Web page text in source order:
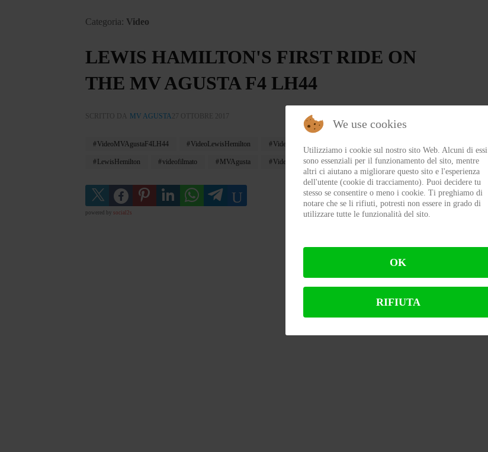
Categoria: Video
LEWIS HAMILTON'S FIRST RIDE ON
THE MV AGUSTA F4 LH44
SCRITTO DA MV AGUSTA27 OTTOBRE 2017
VideoMVAgustaF4LH44 VideoLewisHemilton VideoMVAgusta
LewisHemilton videofilmato MVAgusta Video
powered by social2s
We use cookies
Utilizziamo i cookie sul nostro sito Web. Alcuni di essi
sono essenziali per il funzionamento del sito, mentre
altri ci aiutano a migliorare questo sito e l'esperienza
dell'utente (cookie di tracciamento). Puoi decidere tu
stesso se consentire o meno i cookie. Ti preghiamo di
notare che se li rifiuti, potresti non essere in grado di
utilizzare tutte le funzionalità del sito.
OK
RIFIUTA